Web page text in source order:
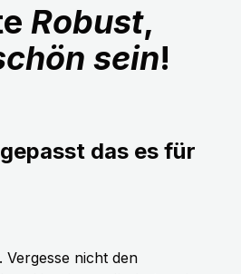
Robust,
sein!
das es für
nicht den